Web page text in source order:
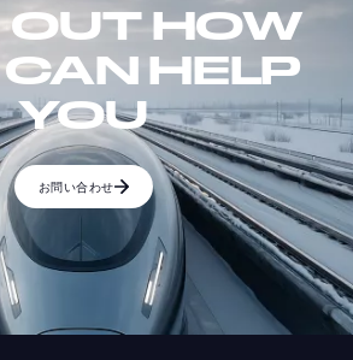
OUT HOW
HELP
YOU
お問い合わせ